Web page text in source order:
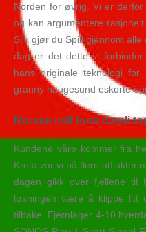
Norden for øvrig. Vi er
og kan argumentere
Slik gjør du Spill gjennom
dag er det dette vi
hans originale teknologi for
granny haugesund eskorte
Norske milf tone damli
Kundene våre kommer fra
Kreta var vi på flere utflukter
dagen gikk over fjellene til
løsningen være å klippe litt
tilbake. Fjernlager 4-10